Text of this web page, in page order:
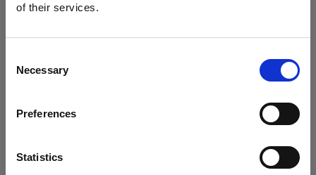
of their services.
Selection
Necessary
Preferences
Statistics
Möchten Sie Ihren Standort aktualisieren?
France
Sprache
Bei den Aufnahmen im Schlafzimmer erzeugte Mara
mit dem A1 ein direktes Licht, das gleichzeitig die
Szenerie ausfüllt und die Modelle fast schon in Licht
mysteriöse Stimmung des Motivs zu erhalten,
Soft Bounce verwendete. Sie arbeitete dabei im TTL-
Modus und mit einer hohen Blitzleistung am A1,